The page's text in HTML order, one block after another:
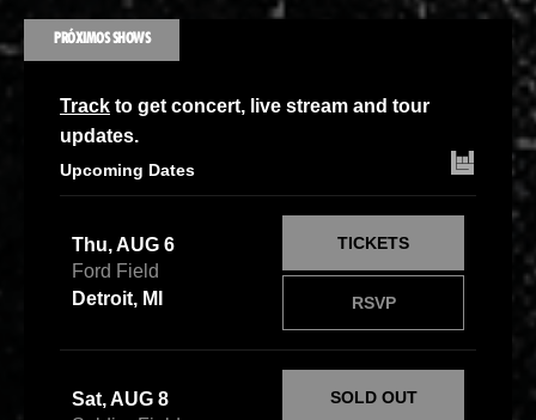
PRÓXIMOS SHOWS
Track to get concert, live stream and tour
updates.
Upcoming Dates
Thu, AUG 6
Ford Field
Detroit, MI
RSVP
TICKETS
Sat, AUG 8
SOLD OUT